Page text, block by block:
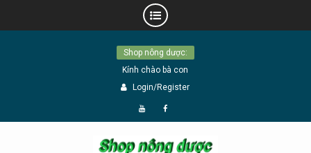
Shop nông dược:
Kính chào bà con
Login/Register
Đăng
YouTube
Page